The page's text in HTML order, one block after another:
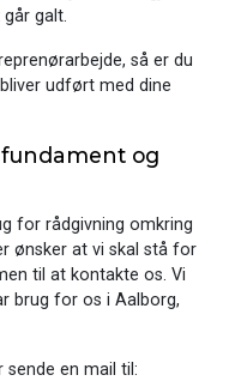
galt.
så er du
udført med dine
og
for rådgivning omkring
ønsker at vi skal stå for
til at kontakte os. Vi
brug for os i Aalborg,
sende en mail til: